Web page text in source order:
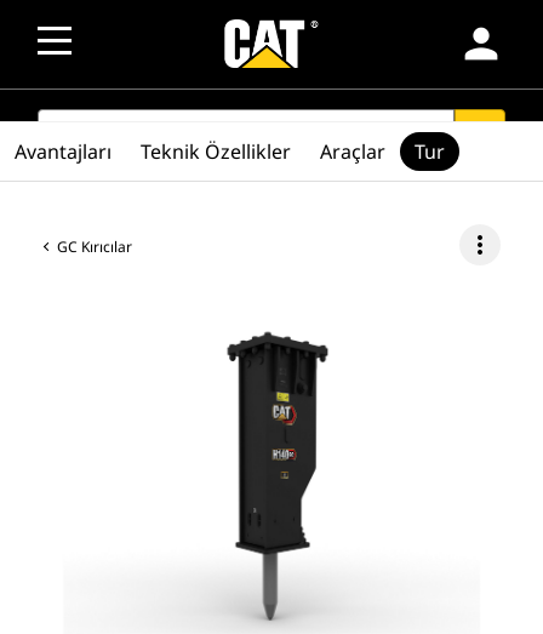
person
SEARCH
GC Kırıcılar more_vert
Avantajları Teknik Özellikler Araçlar Tur